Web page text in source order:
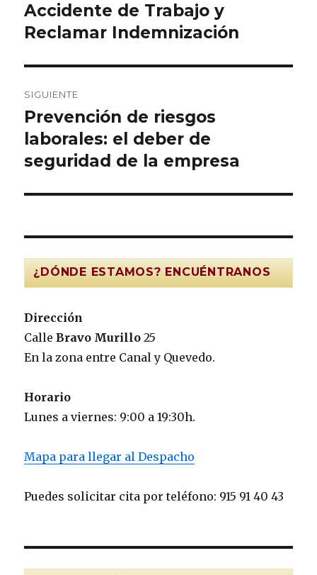
entradas
anterior:
Accidente de Trabajo y
Reclamar Indemnización
SIGUIENTE
Entrada
siguiente:
Prevención de riesgos
laborales: el deber de
seguridad de la empresa
¿DÓNDE ESTAMOS? ENCUÉNTRANOS
Dirección
CalleBravo Murillo 25
En la zona entre Canal y Quevedo.
Horario
Lunes a viernes: 9:00 a 19:30h.
Mapa para llegar al Despacho
Puedes solicitar cita por teléfono: 915 91 40 43